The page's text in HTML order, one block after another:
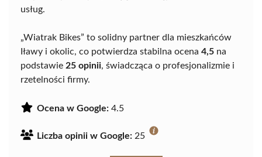
usług.
„Wiatrak Bikes” to solidny partner dla mieszkańców
Iławy i okolic, co potwierdza stabilna ocena 4,5 na
podstawie 25 opinii, świadcząca o profesjonalizmie i
rzetelności firmy.
Ocena w Google: 4.5
Liczba opinii w Google: 25